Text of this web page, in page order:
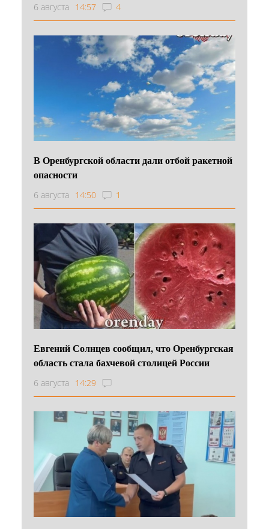
6 августа 14:57 4
В Оренбургской области дали отбой ракетной
опасности
6 августа 14:50 1
Евгений Солнцев сообщил, что Оренбургская
область стала бахчевой столицей России
6 августа 14:29